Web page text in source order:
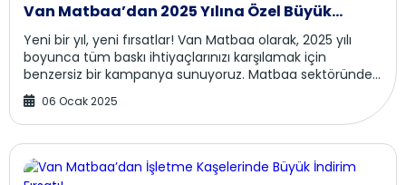
Van Matbaa’dan 2025 Yılına Özel Büyük
İndirim Kampanyası!
Yeni bir yıl, yeni fırsatlar! Van Matbaa olarak, 2025 yılı
boyunca tüm baskı ihtiyaçlarınızı karşılamak için
benzersiz bir kampanya sunuyoruz. Matbaa sektöründe
yılların tecrübesiyle, kaliteli hizmet ...
06 Ocak 2025